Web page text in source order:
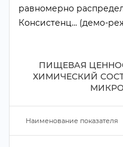
равномерно
Консистенц... (демо-
ПИЩЕВАЯ
ХИМИЧЕСКИЙ
Наименование показателя